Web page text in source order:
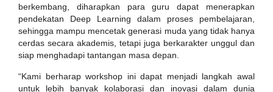
berkembang, diharapkan para guru dapat menerapkan
pendekatan Deep Learning dalam proses pembelajaran,
sehingga mampu mencetak generasi muda yang tidak hanya
cerdas secara akademis, tetapi juga berkarakter unggul dan
siap menghadapi tantangan masa depan.
“Kami berharap workshop ini dapat menjadi langkah awal
untuk lebih banyak kolaborasi dan inovasi dalam dunia